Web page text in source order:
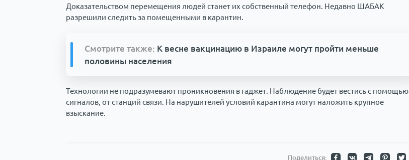
Доказательством перемещения людей станет их собственный телефон. Недавно ШАБАК
разрешили следить за помещенными в карантин.
Смотрите также: К весне вакцинацию в Израиле могут пройти меньше
половины населения
Технологии не подразумевают проникновения в гаджет. Наблюдение будет вестись с помощью
сигналов, от станций связи. На нарушителей условий карантина могут наложить крупное
взыскание.
Поделиться: